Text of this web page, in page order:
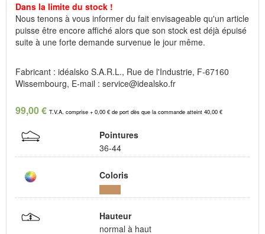
Dans la limite du stock !
Nous tenons à vous informer du fait envisageable qu'un article
puisse être encore affiché alors que son stock est déjà épuisé
suite à une forte demande survenue le jour même.
Fabricant : idéalsko S.A.R.L., Rue de l'Industrie, F-67160
Wissembourg, E-mail : service@idealsko.fr
99,00 € T.V.A. comprise + 0,00 € de port dès que la commande atteint 40,00 €
Pointures
36-44
Coloris
Hauteur
normal à haut